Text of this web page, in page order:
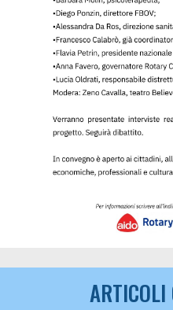
ARTICOLI